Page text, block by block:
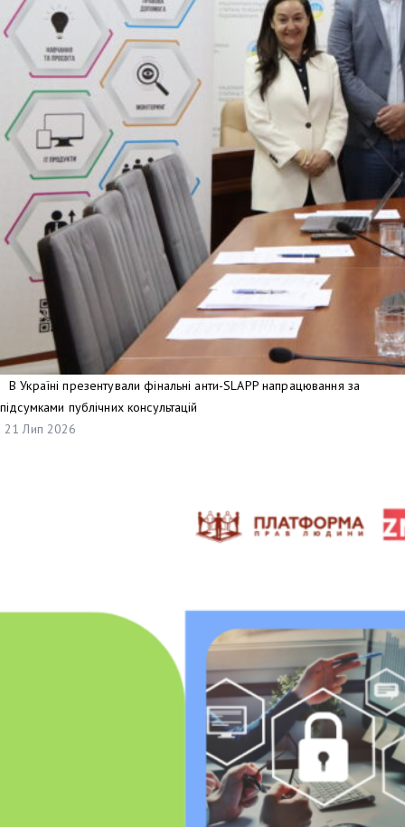
В Україні презентували фінальні анти-SLAPP напрацювання за
підсумками публічних консультацій
21 Лип 2026